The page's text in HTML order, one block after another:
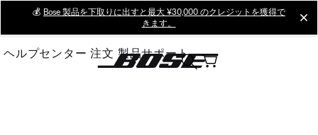
Main
💰 Bose 製品を下取りに出すと最大 ¥30,000 のクレジットを獲得で
きます。
ヘルプセンター 注文 製品サポート